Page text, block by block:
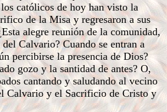
católicos de hoy han visto la
de la Misa y regresaron a sus
alegre reunión de la comunidad,
Calvario? Cuando se entran a
percibirse la presencia de Dios?
gozo y la santidad de antes? O,
cantando y saludando al vecino
Calvario y el Sacrificio de Cristo y